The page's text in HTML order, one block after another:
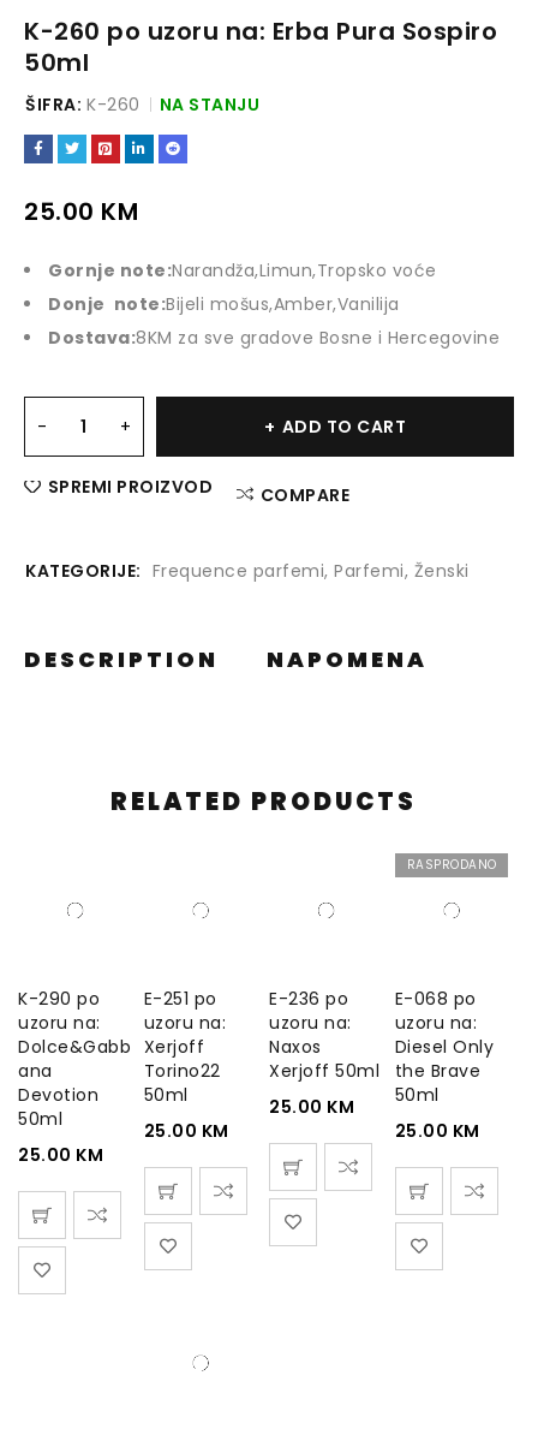
K-260 po uzoru na: Erba Pura Sospiro
50ml
ŠIFRA: K-260 NA STANJU
25.00 KM
Gornje note:Narandža,Limun,Tropsko voće
Donje note:Bijeli mošus,Amber,Vanilija
Dostava:8KM za sve gradove Bosne i Hercegovine
ADD TO CART
SPREMI PROIZVOD COMPARE
KATEGORIJE: Frequence parfemi, Parfemi, Ženski
DESCRIPTION NAPOMENA
RELATED PRODUCTS
K-290 po
uzoru na:
Dolce&Gabb
ana
Devotion
50ml
25.00 KM
E-251 po
uzoru na:
Xerjoff
Torino22
50ml
25.00 KM
E-236 po
uzoru na:
Naxos
Xerjoff 50ml
25.00 KM
RASPRODANO
E-068 po
uzoru na:
Diesel Only
the Brave
50ml
25.00 KM